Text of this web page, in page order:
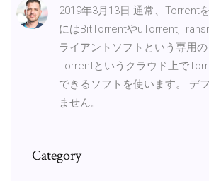
2019年3月13日 通常、Torrent
にはBitTorrentや
ライアントソフトという専用
Torrentというクラウド上で
できるソフトを使います。 デ
ません。
Category